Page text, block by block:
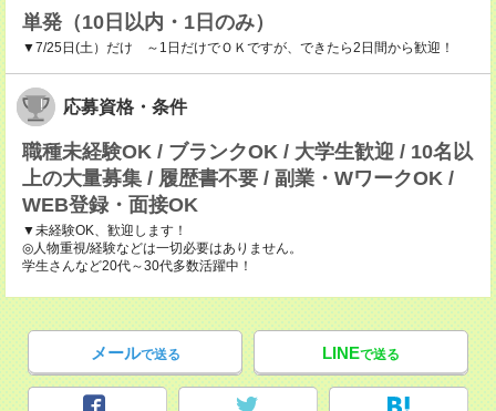
単発（10日以内・1日のみ）
▼7/25日(土）だけ ～1日だけでＯＫですが、できたら2日間から歓迎！
応募資格・条件
職種未経験OK / ブランクOK / 大学生歓迎 / 10名以
上の大量募集 / 履歴書不要 / 副業・WワークOK /
WEB登録・面接OK
▼未経験OK、歓迎します！
◎人物重視/経験などは一切必要はありません。
学生さんなど20代～30代多数活躍中！
メールで送る LINEで送る